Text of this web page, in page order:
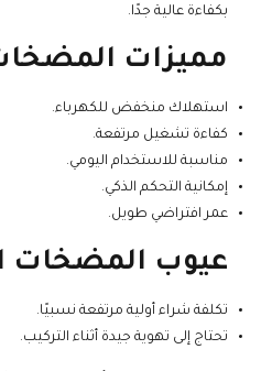
بكفاءة عالية جدًا.
مميزات
استهلاك منخفض للكهرباء.
كفاءة تشغيل مرتفعة.
مناسبة للاستخدام اليومي.
إمكانية التحكم الذكي.
عمر افتراضي طويل.
عيوب المضخات
تكلفة شراء أولية مرتفعة نسبيًا.
تحتاج إلى تهوية جيدة أثناء التركيب.